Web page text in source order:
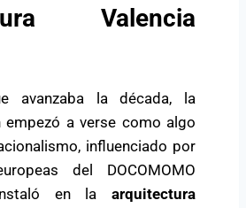
Valencia
avanzaba la década, la
empezó a verse como algo
influenciado por
del DOCOMOMO
en la arquitectura